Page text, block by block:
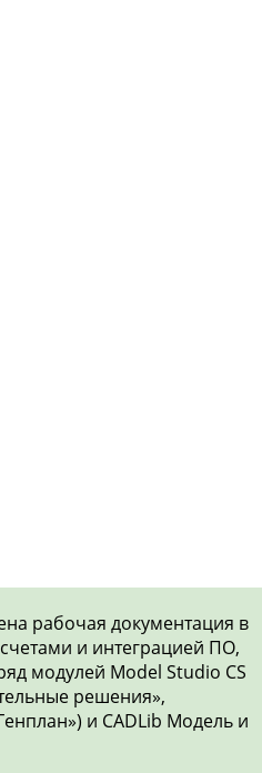
рабочая документация в
и интеграцией ПО,
модулей Model Studio CS
решения»,
и CADLib Модель и